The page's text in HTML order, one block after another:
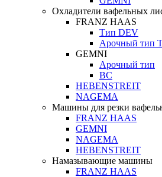
Охладители вафельных
FRANZ HAAS
Тип DEV
Арочный тип
GEMNI
Арочный тип
ВС
HEBENSTREIT
NAGEMA
Машины для резки
FRANZ HAAS
GEMNI
NAGEMA
HEBENSTREIT
Намазывающие машины
FRANZ HAAS